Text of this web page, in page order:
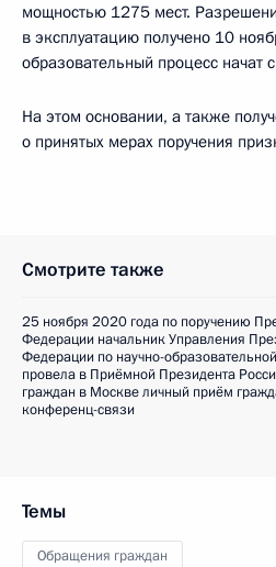
мощностью 1275 мест.
в эксплуатацию получено 10
образовательный процесс начат
На этом основании, а также
о принятых мерах поручения
Смотрите также
25 ноября 2020 года по поручению
Федерации начальник Управления
Федерации по научно-
провела в Приёмной Президента
граждан в Москве личный приём
конференц-связи
Темы
Обращения граждан